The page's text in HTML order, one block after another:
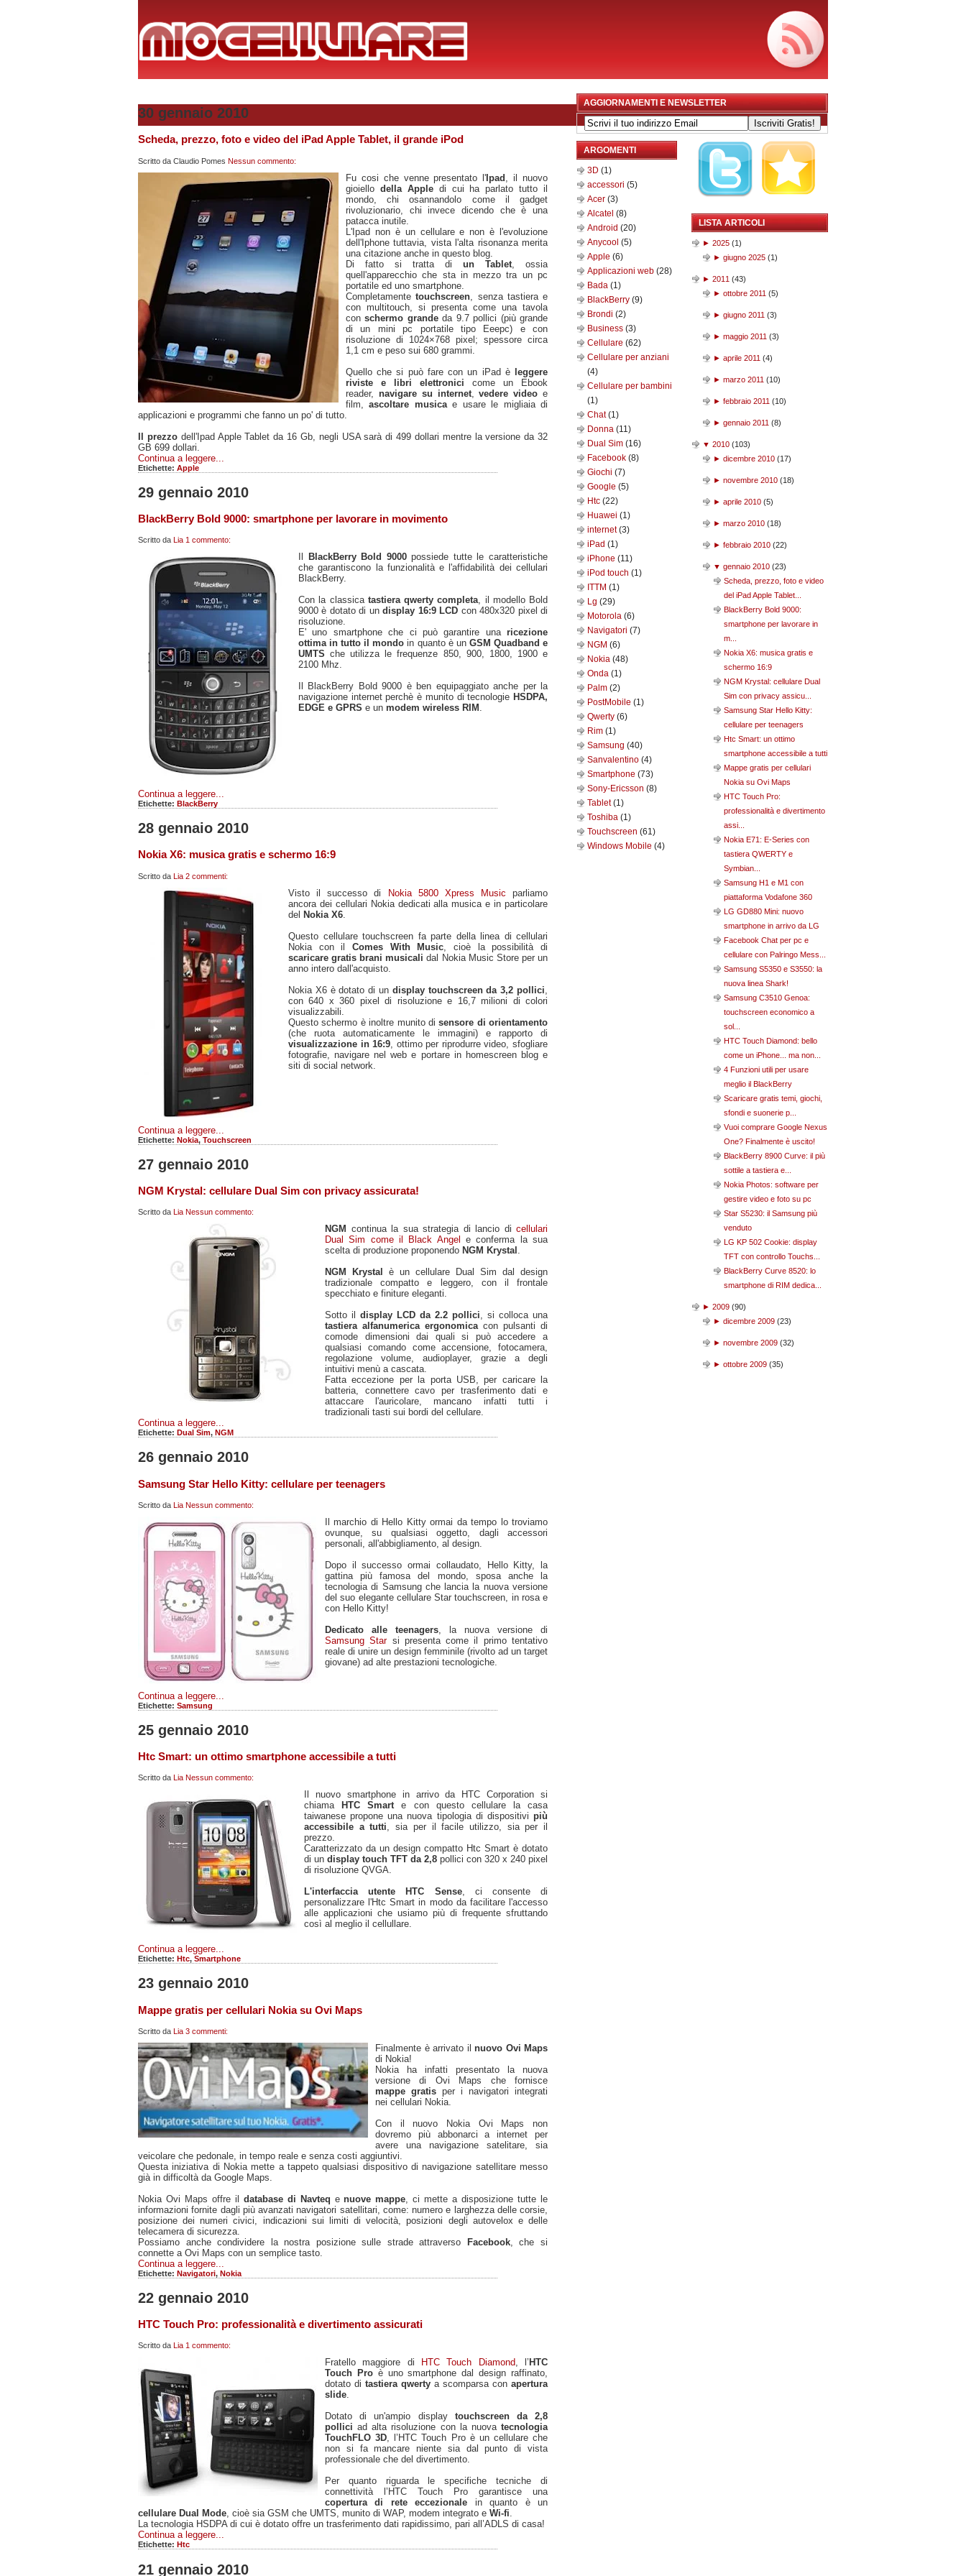
30 gennaio 2010
Scheda, prezzo, foto e video del iPad Apple Tablet, il grande iPod
Scritto da Claudio Pomes Nessun commento:
Fu cosi che venne presentato l'Ipad , il nuovo
gioiello della Appledi cui ha parlato tutto il
mondo, chi osannandolo come il gadget
rivoluzionario, chi invece dicendo che è una
patacca inutile.
L'Ipad non è un cellulare e non è l'evoluzione
dell'Iphone tuttavia, vista l'alta risonanza merita
una citazione anche in questo blog.
Di fatto si tratta di un Tablet , ossia
quell'apparecchio che sta in mezzo tra un pc
portatile ed uno smartphone.
Completamentetouchscreen , senza tastiera e
con multitouch, si presenta come una tavola
conschermo grandeda 9.7 pollici (più grande
di un mini pc portatile tipo Eeepc) e con
risoluzione di 1024×768 pixel; spessore circa
1,1 cm e peso sui 680 grammi.
Quello che si può fare con un iPad è leggere
riviste e libri elettronici come un Ebook
reader, navigare su internet,vedere video e
film,ascoltare musicae usare le migliaia di
applicazioni e programmi che fanno un po' di tutto.
Il prezzodell'Ipad Apple Tablet da 16 Gb, negli USA sarà di 499 dollari mentre la versione da 32
GB 699 dollari.
Continua a leggere...
Etichette: Apple
29 gennaio 2010
BlackBerry Bold 9000: smartphone per lavorare in movimento
Scritto da Lia 1 commento:
BlackBerry Bold 9000possiede tutte le caratteristiche
che garantiscono la funzionalità e l'affidabilità dei cellulari
BlackBerry.
Con la classica tastiera qwerty completa, il modello Bold
9000 è dotato di undisplay 16:9 LCD con 480x320 pixel di
risoluzione.
E' uno smartphone che ci può garantire una ricezione
ottima in tutto il mondoin quanto è un GSM Quadband e
UMTSche utilizza le frequenze 850, 900, 1800, 1900 e
2100 Mhz.
Il BlackBerry Bold 9000 è ben equipaggiato anche per la
navigazione internet perchè è munito di tecnologie HSDPA,
EDGE e GPRS e un modem wireless RIM .
Continua a leggere...
Etichette: BlackBerry
28 gennaio 2010
Nokia X6: musica gratis e schermo 16:9
Scritto da Lia 2 commenti:
Visto il successo di Nokia 5800 Xpress Music parliamo
ancora dei cellulari Nokia dedicati alla musica e in particolare
del Nokia X6
Questo cellulare touchscreen fa parte della linea di cellulari
Nokia con il Comes With Music , cioè la possibilità di
scaricare gratis brani musicali dal Nokia Music Store per un
anno intero dall'acquisto.
Nokia X6 è dotato di un display touchscreen da 3,2 pollici
con 640 x 360 pixel di risoluzione e 16,7 milioni di colori
visualizzabili.
Questo schermo è inoltre munito disensore di orientamento
(che ruota automaticamente le immagini) e rapporto di
visualizzazione in 16:9 , ottimo per riprodurre video, sfogliare
fotografie, navigare nel web e portare in homescreen blog e
siti di social network.
Continua a leggere...
Etichette: Nokia, Touchscreen
27 gennaio 2010
NGM Krystal: cellulare Dual Sim con privacy assicurata!
Scritto da Lia Nessun commento:
NGM continua la sua strategia di lancio di cellulari
Dual Sim come il Black Angel
e conferma la sua
scelta di produzione proponendo NGM Krystal .
NGM Krystal
è un cellulare Dual Sim dal design
tradizionale compatto e leggero, con il frontale
specchiato e finiture eleganti.
Sotto il display LCD da 2.2 pollici, si colloca una
tastiera alfanumerica ergonomicacon pulsanti di
comode dimensioni dai quali si può accedere a
qualsiasi comando come accensione, fotocamera,
regolazione volume, audioplayer, grazie a degli
intuitivi menù a cascata.
Fatta eccezione per la porta USB, per caricare la
batteria, connettere cavo per trasferimento dati e
attaccare l'auricolare, mancano infatti tutti i
tradizionali tasti sui bordi del cellulare.
Continua a leggere...
Etichette: Dual Sim, NGM
26 gennaio 2010
Samsung Star Hello Kitty: cellulare per teenagers
Scritto da Lia Nessun commento:
Il marchio di Hello Kitty ormai da tempo lo troviamo
ovunque, su qualsiasi oggetto, dagli accessori
personali, all'abbigliamento, al design.
Dopo il successo ormai collaudato, Hello Kitty, la
gattina più famosa del mondo, sposa anche la
tecnologia di Samsung che lancia la nuova versione
del suo elegante cellulare Star touchscreen, in rosa e
con Hello Kitty!
Dedicato alle teenagers , la nuova versione di
Samsung Starsi presenta come il primo tentativo
reale di unire un design femminile (rivolto ad un target
giovane) ad alte prestazioni tecnologiche.
Continua a leggere...
Etichette: Samsung
25 gennaio 2010
Htc Smart: un ottimo smartphone accessibile a tutti
Scritto da Lia Nessun commento:
Il nuovo smartphone in arrivo da HTC Corporation si
chiama
HTC Smarte con questo cellulare la casa
taiwanese propone una nuova tipologia di dispositivi più
accessibile a tutti, sia per il facile utilizzo, sia per il
prezzo.
Caratterizzato da un design compatto Htc Smart è dotato
di un display touch TFT da 2,8 pollici con 320 x 240 pixel
di risoluzione QVGA.
L'interfaccia utente HTC Sense, ci consente di
personalizzare l'Htc Smart in modo da facilitare l'accesso
alle applicazioni che usiamo più di frequente sfruttando
così al meglio il cellullare.
Continua a leggere...
Etichette: Htc, Smartphone
23 gennaio 2010
Mappe gratis per cellulari Nokia su Ovi Maps
Scritto da Lia 3 commenti:
Finalmente è arrivato il nuovo Ovi Maps
di Nokia!
Nokia ha infatti presentato la nuova
versione di Ovi Maps che fornisce
mappe gratis per i navigatori integrati
nei cellulari Nokia.
Con il nuovo Nokia Ovi Maps non
dovremo più abbonarci a internet per
avere una navigazione satelitare, sia
veicolare che pedonale, in tempo reale e senza costi aggiuntivi.
Questa iniziativa di Nokia mette a tappeto qualsiasi dispositivo di navigazione satellitare messo
già in difficoltà da Google Maps.
Nokia Ovi Maps offre il database di Navteq enuove mappe , ci mette a disposizione tutte le
informazioni fornite dagli più avanzati navigatori satellitari, come: numero e larghezza delle corsie,
posizione dei numeri civici, indicazioni sui limiti di velocità, posizioni degli autovelox e delle
telecamera di sicurezza.
Possiamo anche condividere la nostra posizione sulle strade attraverso Facebook, che si
connette a Ovi Maps con un semplice tasto.
Continua a leggere...
Etichette: Navigatori, Nokia
22 gennaio 2010
HTC Touch Pro: professionalità e divertimento assicurati
Scritto da Lia 1 commento:
Fratello maggiore di HTC Touch Diamond, l’ HTC
Touch Pro è uno smartphone dal design raffinato,
dotato di tastiera qwerty a scomparsa con apertura
slide.
Dotato di un'ampio display touchscreen da 2,8
polliciad alta risoluzione con la nuovatecnologia
TouchFLO 3D, l’HTC Touch Pro è un cellulare che
non si fa mancare niente sia dal punto di vista
professionale che del divertimento.
Per quanto riguarda le specifiche tecniche di
connettività l’HTC Touch Pro garantisce una
copertura di rete eccezionale in quanto è un
cellulare Dual Mode, cioè sia GSM che UMTS, munito di WAP, modem integrato e Wi-fi.
La tecnologia HSDPA di cui è dotato offre un trasferimento dati rapidissimo, pari all’ADLS di casa!
Continua a leggere...
Etichette: Htc
21 gennaio 2010
AGGIORNAMENTI E NEWSLETTER
ARGOMENTI
3D (1)
accessori (5)
Acer (3)
Alcatel (8)
Android (20)
Anycool (5)
Apple (6)
Applicazioni web (28)
Bada (1)
BlackBerry (9)
Brondi (2)
Business (3)
Cellulare (62)
Cellulare per anziani
(4)
Cellulare per bambini
(1)
Chat(1)
Donna (11)
Dual Sim (16)
Facebook (8)
Giochi (7)
Google (5)
Htc (22)
Huawei (1)
internet(3)
iPad (1)
iPhone (11)
iPod touch (1)
ITTM (1)
Lg (29)
Motorola (6)
Navigatori (7)
NGM (6)
Nokia (48)
Onda (1)
Palm (2)
PostMobile (1)
Qwerty (6)
Rim (1)
Samsung (40)
Sanvalentino (4)
Smartphone (73)
Sony-Ericsson (8)
Tablet(1)
Toshiba (1)
Touchscreen (61)
Windows Mobile (4)
LISTA ARTICOLI
► 2025 (1)
► giugno 2025 (1)
► 2011 (43)
► ottobre 2011 (5)
► giugno 2011 (3)
► maggio 2011 (3)
► aprile 2011 (4)
► marzo 2011 (10)
► febbraio 2011 (10)
► gennaio 2011 (8)
▼ 2010 (103)
► dicembre 2010 (17)
► novembre 2010 (18)
► aprile 2010 (5)
► marzo 2010 (18)
► febbraio 2010 (22)
▼ gennaio 2010 (23)
Scheda, prezzo, foto e video
del iPad Apple Tablet...
BlackBerry Bold 9000:
smartphone per lavorare in
m...
Nokia X6: musica gratis e
schermo 16:9
NGM Krystal: cellulare Dual
Sim con privacy assicu...
Samsung Star Hello Kitty:
cellulare per teenagers
Htc Smart: un ottimo
smartphone accessibile a tutti
Mappe gratis per cellulari
Nokia su Ovi Maps
HTC Touch Pro:
professionalità e divertimento
assi...
Nokia E71: E-Series con
tastiera QWERTY e
Symbian...
Samsung H1 e M1 con
piattaforma Vodafone 360
LG GD880 Mini: nuovo
smartphone in arrivo da LG
Facebook Chat per pc e
cellulare con Palringo Mess...
Samsung S5350 e S3550: la
nuova linea Shark!
Samsung C3510 Genoa:
touchscreen economico a
sol...
HTC Touch Diamond: bello
come un iPhone... ma non...
4 Funzioni utili per usare
meglio il BlackBerry
Scaricare gratis temi, giochi,
sfondi e suonerie p...
Vuoi comprare Google Nexus
One? Finalmente è uscito!
BlackBerry 8900 Curve: il più
sottile a tastiera e...
Nokia Photos: software per
gestire video e foto su pc
Star S5230: il Samsung più
venduto
LG KP 502 Cookie: display
TFT con controllo Touchs...
BlackBerry Curve 8520: lo
smartphone di RIM dedica...
► 2009 (90)
► dicembre 2009 (23)
► novembre 2009 (32)
► ottobre 2009 (35)